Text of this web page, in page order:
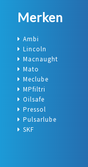
Merken
Ambi
Lincoln
Macnaught
Mato
Meclube
MPfiltri
Oilsafe
Pressol
Pulsarlube
SKF